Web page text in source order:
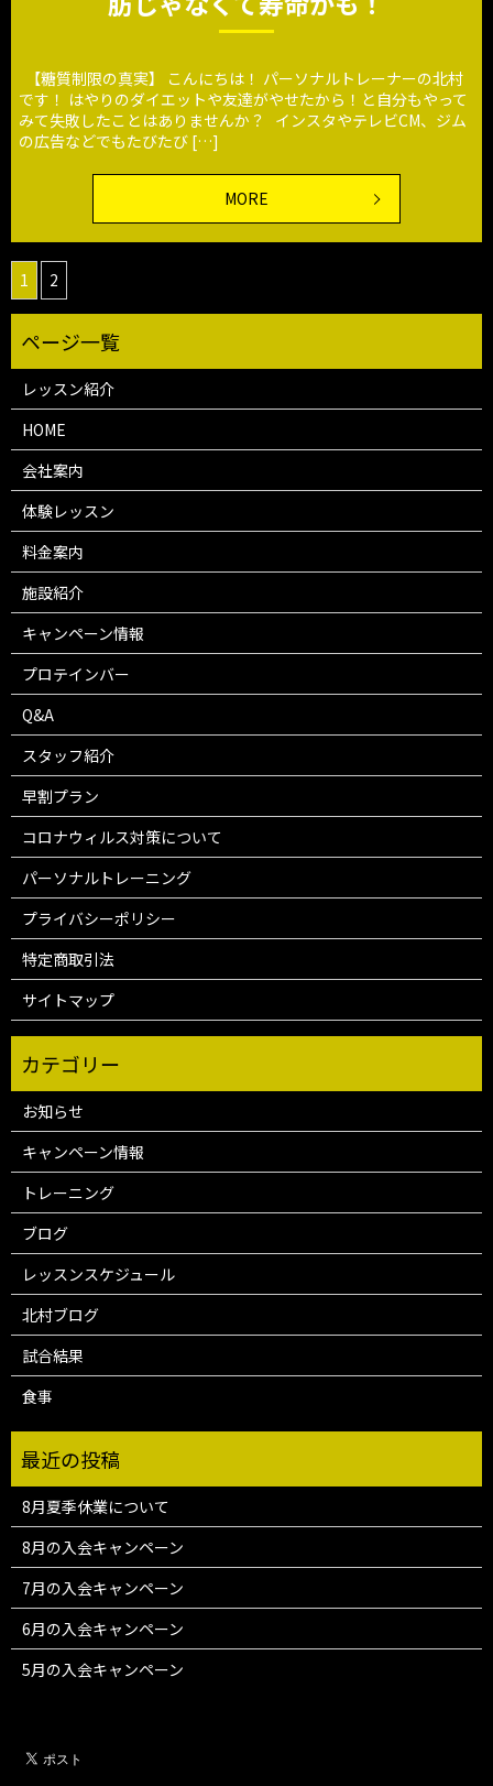
【糖質制限の真実】 こんにちは！ パーソナルトレーナーの北村
です！ はやりのダイエットや友達がやせたから！と自分もやって
みて失敗したことはありませんか？ インスタやテレビCM、ジム
の広告などでもたびたび […]
MORE
1 2
レッスン紹介
HOME
会社案内
体験レッスン
料金案内
施設紹介
キャンペーン情報
プロテインバー
Q&A
スタッフ紹介
早割プラン
コロナウィルス対策について
パーソナルトレーニング
プライバシーポリシー
特定商取引法
サイトマップ
お知らせ
キャンペーン情報
トレーニング
ブログ
レッスンスケジュール
北村ブログ
試合結果
食事
8月夏季休業について
8月の入会キャンペーン
7月の入会キャンペーン
6月の入会キャンペーン
5月の入会キャンペーン